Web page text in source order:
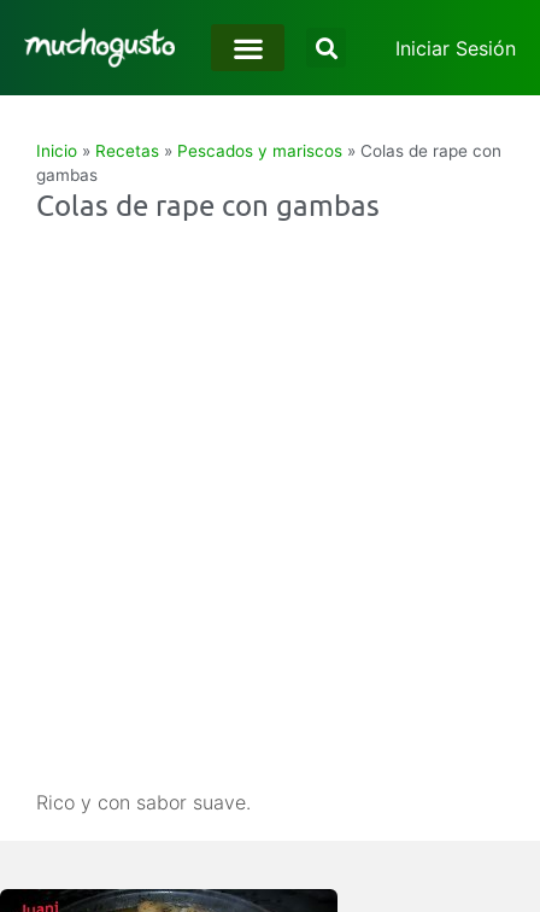
Iniciar Sesión
Inicio » Recetas » Pescados y mariscos » Colas de rape con
gambas
Colas de rape con gambas
Rico y con sabor suave.